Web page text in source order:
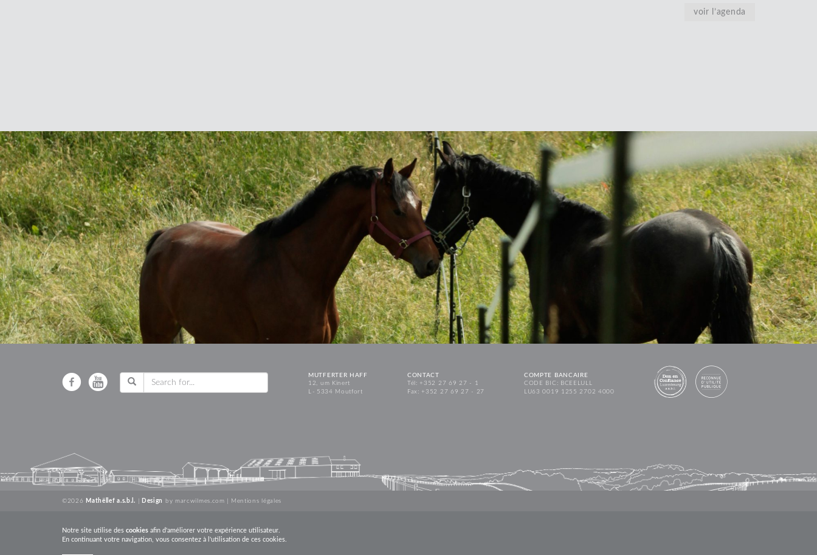
voir l’agenda
MUTFERTER HAFF
12, um Kinert
L - 5334 Moutfort
CONTACT
Tél: +352 27 69 27 - 1
Fax: +352 27 69 27 - 27
COMPTE BANCAIRE
CODE BIC: BCEELULL
LU63 0019 1255 2702 4000
©2026 Mathëllef a.s.b.l. Design by marcwilmes.com Mentions légales
Notre site utilise des cookies afin d'améliorer votre expérience utilisateur.
En continuant votre navigation, vous consentez à l'utilisation de ces cookies.